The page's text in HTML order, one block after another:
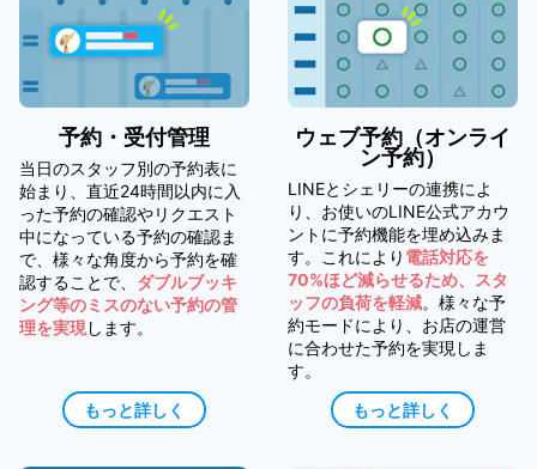
予約・受付管理
当日のスタッフ別の予約表に
始まり、直近24時間以内に入
った予約の確認やリクエスト
中になっている予約の確認ま
で、様々な角度から予約を確
認することで、 ダブルブッキ
ング等のミスのない予約の管
理を実現します。
もっと詳しく
ウェブ予約（オンライ
ン予約）
LINEとシェリーの連携によ
り、お使いのLINE公式アカウ
ントに予約機能を埋め込みま
す。これにより 電話対応を
70%ほど減らせるため、スタ
ッフの負荷を軽減。様々な予
約モードにより、お店の運営
に合わせた予約を実現しま
す。
もっと詳しく